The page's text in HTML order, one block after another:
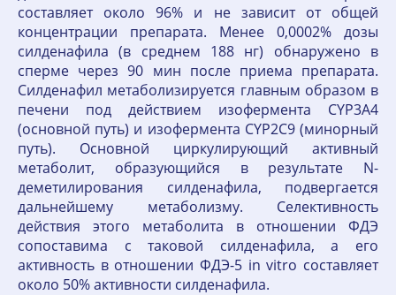
составляет около 96% и не зависит от общей
концентрации препарата. Менее 0,0002% дозы
силденафила (в среднем 188 нг) обнаружено в
сперме через 90 мин после приема препарата.
Силденафил метаболизируется главным образом в
печени под действием изофермента CYP3A4
(основной путь) и изофермента CYP2C9 (минорный
путь). Основной циркулирующий активный
метаболит, образующийся в результате N-
деметилирования силденафила, подвергается
дальнейшему метаболизму. Селективность
действия этого метаболита в отношении ФДЭ
сопоставима с таковой силденафила, а его
активность в отношении ФДЭ-5 in vitro составляет
около 50% активности силденафила.